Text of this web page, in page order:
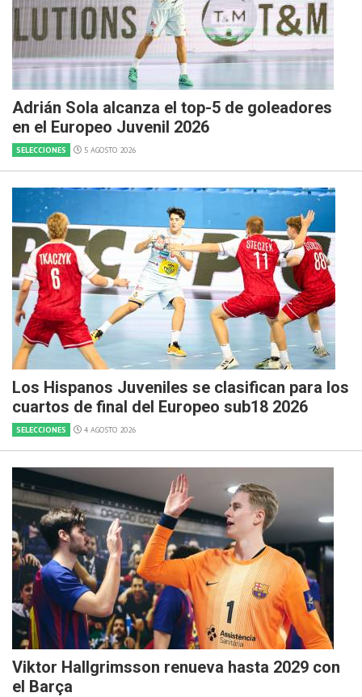
Adrián Sola alcanza el top-5 de goleadores
en el Europeo Juvenil 2026
SELECCIONES 5 AGOSTO 2026
Los Hispanos Juveniles se clasifican para los
cuartos de final del Europeo sub18 2026
SELECCIONES 4 AGOSTO 2026
Viktor Hallgrimsson renueva hasta 2029 con
el Barça